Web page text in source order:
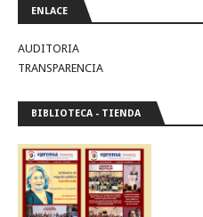
ENLACE
AUDITORIA
TRANSPARENCIA
BIBLIOTECA - TIENDA